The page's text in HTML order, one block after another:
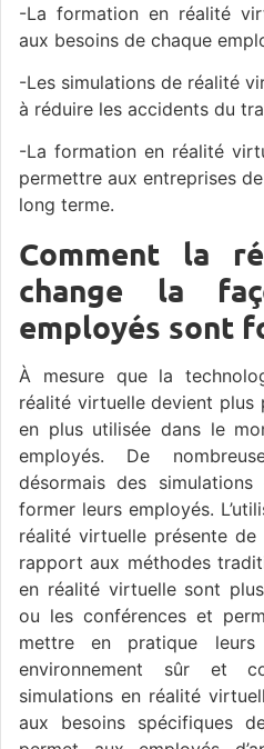
-La formation en réalité
aux besoins de chaque
-Les simulations de réalité
à réduire les accidents du
-La formation en réalité
permettre aux entreprises
long terme.
Comment la
change la
employés sont
À mesure que la
réalité virtuelle devient plus
en plus utilisée dans le
employés. De
désormais des
former leurs employés.
réalité virtuelle présente
rapport aux méthodes
en réalité virtuelle sont
ou les conférences et
mettre en pratique leurs
environnement sûr et
simulations en réalité
aux besoins spécifiques